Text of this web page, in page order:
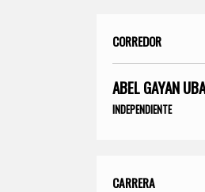
CORREDOR
ABEL GAYAN
INDEPENDIENTE
CARRERA